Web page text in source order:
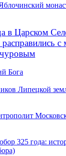
в Царском
расправились
Бога
Липецкой
325 года: